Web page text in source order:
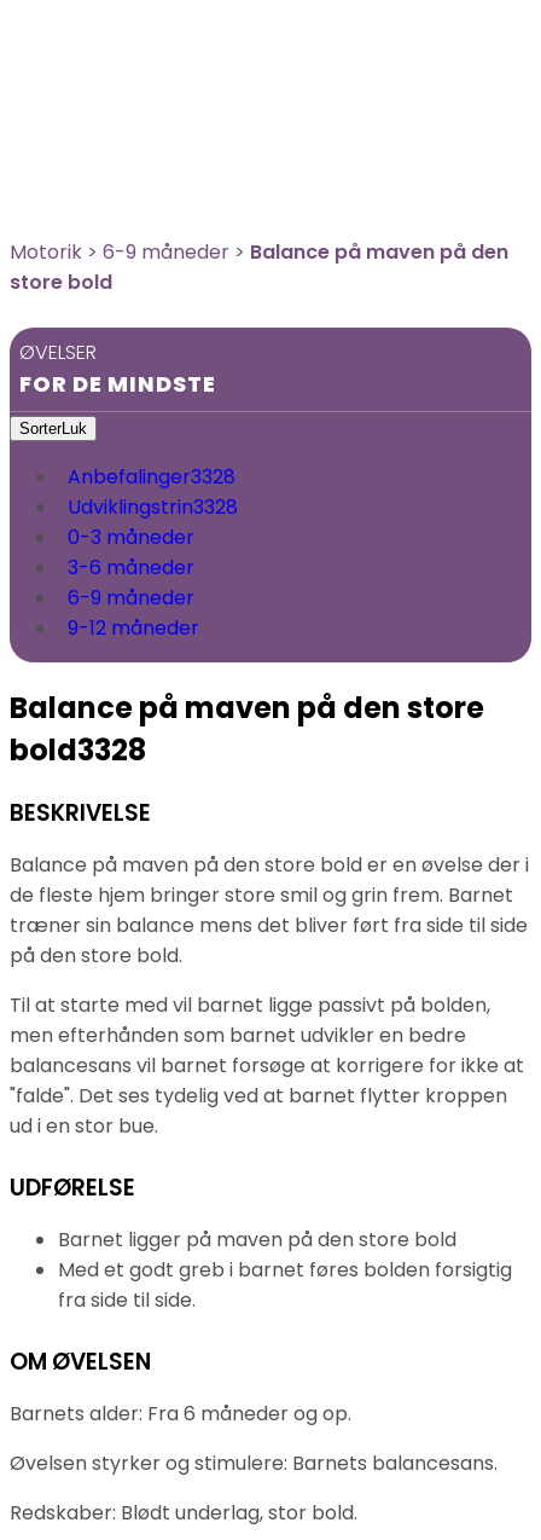
Motorik > 6-9 måneder > Balance på maven på den
store bold
ØVELSER
FOR DE MINDSTE
SorterLuk
Anbefalinger3328
Udviklingstrin3328
0-3 måneder
3-6 måneder
6-9 måneder
9-12 måneder
Balance på maven på den store
bold3328
BESKRIVELSE
Balance på maven på den store bold er en øvelse der i
de fleste hjem bringer store smil og grin frem. Barnet
træner sin balance mens det bliver ført fra side til side
på den store bold.
Til at starte med vil barnet ligge passivt på bolden,
men efterhånden som barnet udvikler en bedre
balancesans vil barnet forsøge at korrigere for ikke at
"falde". Det ses tydelig ved at barnet flytter kroppen
ud i en stor bue.
UDFØRELSE
Barnet ligger på maven på den store bold
Med et godt greb i barnet føres bolden forsigtig
fra side til side.
OM ØVELSEN
Barnets alder: Fra 6 måneder og op.
Øvelsen styrker og stimulere: Barnets balancesans.
Redskaber: Blødt underlag, stor bold.